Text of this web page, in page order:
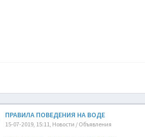
ПРАВИЛА ПОВЕДЕНИЯ НА ВОДЕ
15-07-2019, 15:11, Новости / Объявления